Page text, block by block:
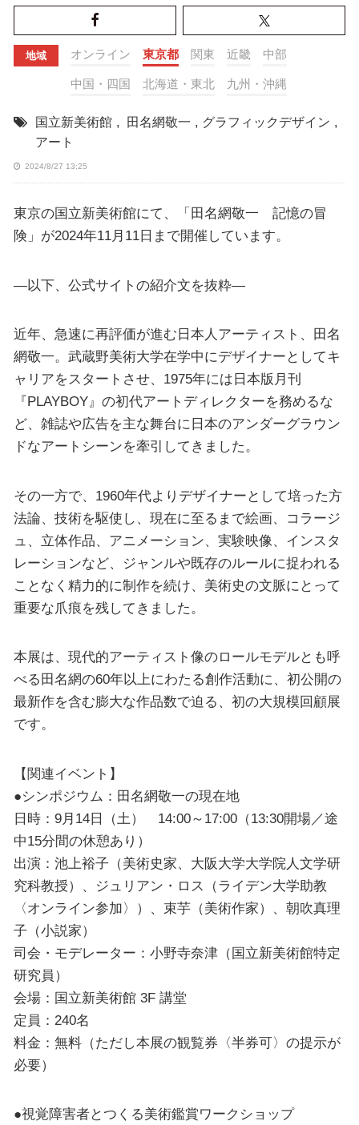
地域 オンライン 東京都 関東 近畿 中部
中国・四国 北海道・東北 九州・沖縄
国立新美術館 , 田名網敬一 , グラフィックデザイン ,
アート
2024/8/27 13:25
東京の国立新美術館にて、「田名網敬一 記憶の冒
険」が2024年11月11日まで開催しています。
—以下、公式サイトの紹介文を抜粋—
近年、急速に再評価が進む日本人アーティスト、田名
網敬一。武蔵野美術大学在学中にデザイナーとしてキ
ャリアをスタートさせ、1975年には日本版月刊
『PLAYBOY』の初代アートディレクターを務めるな
ど、雑誌や広告を主な舞台に日本のアンダーグラウン
ドなアートシーンを牽引してきました。
その一方で、1960年代よりデザイナーとして培った方
法論、技術を駆使し、現在に至るまで絵画、コラージ
ュ、立体作品、アニメーション、実験映像、インスタ
レーションなど、ジャンルや既存のルールに捉われる
ことなく精力的に制作を続け、美術史の文脈にとって
重要な爪痕を残してきました。
本展は、現代的アーティスト像のロールモデルとも呼
べる田名網の60年以上にわたる創作活動に、初公開の
最新作を含む膨大な作品数で迫る、初の大規模回顧展
です。
【関連イベント】
●シンポジウム：田名網敬一の現在地
日時：9月14日（土） 14:00～17:00（13:30開場／途
中15分間の休憩あり）
出演：池上裕子（美術史家、大阪大学大学院人文学研
究科教授）、ジュリアン・ロス（ライデン大学助教
〈オンライン参加〉）、束芋（美術作家）、朝吹真理
子（小説家）
司会・モデレーター：小野寺奈津（国立新美術館特定
研究員）
会場：国立新美術館 3F 講堂
定員：240名
料金：無料（ただし本展の観覧券〈半券可〉の提示が
必要）
●視覚障害者とつくる美術鑑賞ワークショップ